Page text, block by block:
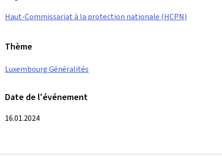
Haut-Commissariat à la protection nationale (HCPN)
Thème
Luxembourg Généralités
Date de l'événement
16.01.2024